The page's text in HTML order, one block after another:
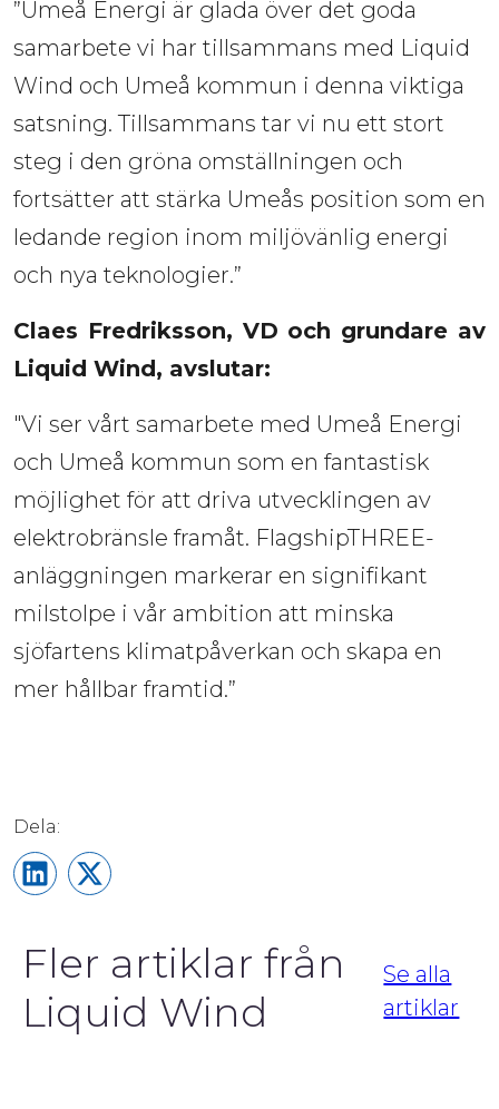
”Umeå Energi är glada över det goda
samarbete vi har tillsammans med Liquid
Wind och Umeå kommun i denna viktiga
satsning. Tillsammans tar vi nu ett stort
steg i den gröna omställningen och
fortsätter att stärka Umeås position som en
ledande region inom miljövänlig energi
och nya teknologier.”
Claes Fredriksson, VD och grundare av
Liquid Wind, avslutar:
"Vi ser vårt samarbete med Umeå Energi
och Umeå kommun som en fantastisk
möjlighet för att driva utvecklingen av
elektrobränsle framåt. FlagshipTHREE-
anläggningen markerar en signifikant
milstolpe i vår ambition att minska
sjöfartens klimatpåverkan och skapa en
mer hållbar framtid.”
Share on LinkedIn
Share on X
Fler artiklar från
Liquid Wind
Se alla
artiklar